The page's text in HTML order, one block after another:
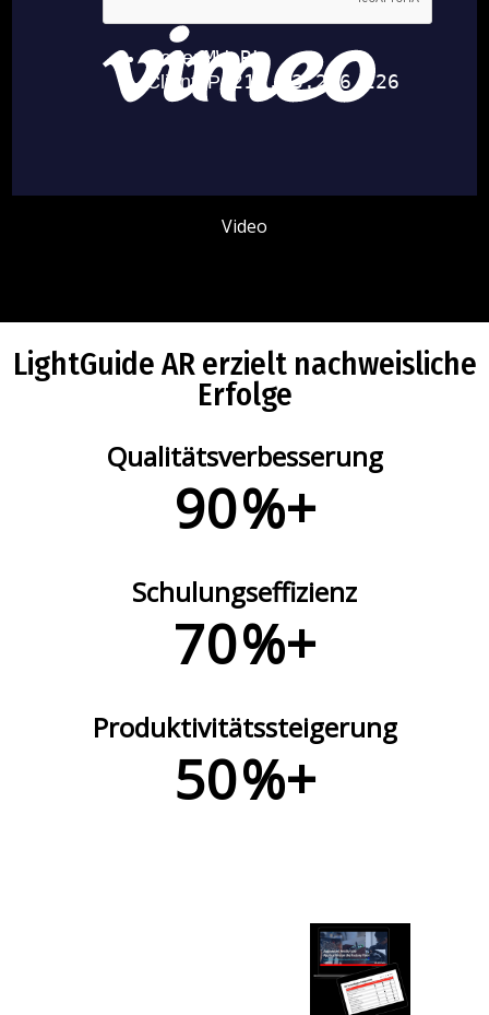
Video
LightGuide AR erzielt nachweisliche
Erfolge
Qualitätsverbesserung
90%+
Schulungseffizienz
70%+
Produktivitätssteigerung
50%+